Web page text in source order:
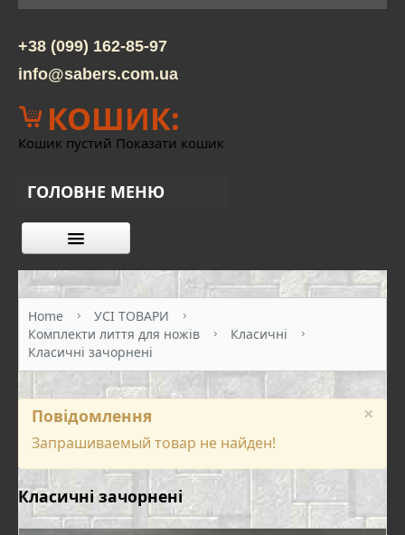
+38 (099) 162-85-97
info@sabers.com.ua
КОШИК:
Кошик пустий Показати кошик
ГОЛОВНЕ МЕНЮ
КАТАЛОГ ТОВАРІВ
КОНТАКТИ
ОПЛАТА ТА ДОСТАВКА
Home
УСІ ТОВАРИ
Комплекти лиття для ножів
Класичні
Класичні зачорнені
×
Повідомлення
Запрашиваемый товар не найден!
Класичні зачорнені